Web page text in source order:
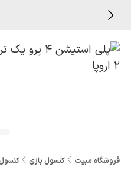
فروشگاه مبیت کنسول بازی